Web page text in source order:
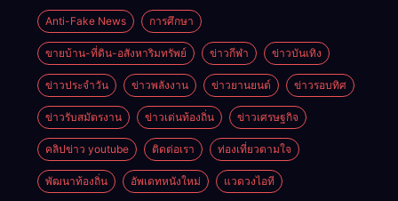
2569 และ
การแข่งขัน
ฟุตบอลวันรพี
เพื่อเชื่อม
ความสัมพันธ์
อันดีของ
หน่วยงานใน
กระบวนการ
ยุติธรรม
Thailand
2026 เชื่อม 4
งานใหญ่
สร้างโอกาส
ธุรกิจครบ
วงจร ด้วยครับ
Anti-Fake News การศึกษา
ขายบ้าน-ที่ดิน-อสังหาริมทรัพย์ ข่าวกีฬา ข่าวบันเทิง
ข่าวประจำวัน ข่าวพลังงาน ข่าวยานยนต์ ข่าวรอบทิศ
ข่าวรับสมัตรงาน ข่าวเด่นท้องถิ่น ข่าวเศรษฐกิจ
คลิปข่าว youtube ติดต่อเรา ท่องเที่ยวตามใจ
พัฒนาท้องถิ่น อัพเดทหนังใหม่ แวดวงไอที